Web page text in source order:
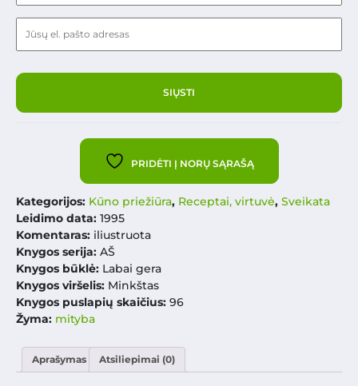
PRIDĖTI Į NORŲ SĄRAŠĄ
Kategorijos: Kūno priežiūra, Receptai, virtuvė, Sveikata
Leidimo data: 1995
Komentaras: iliustruota
Knygos serija: AŠ
Knygos būklė: Labai gera
Knygos viršelis: Minkštas
Knygos puslapių skaičius: 96
Žyma: mityba
Aprašymas Atsiliepimai (0)